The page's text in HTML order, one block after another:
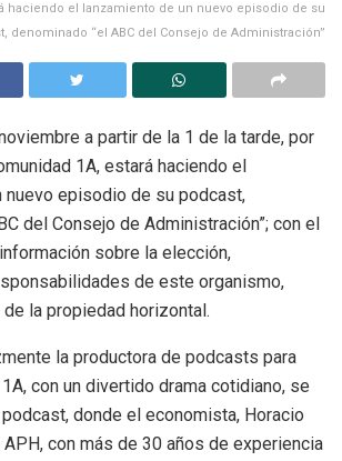
haciendo el lanzamiento de un nuevo episodio de su
denominado “el ABC del Consejo de Administración”
a partir de la 1 de la tarde, por
1A, estará haciendo el
nuevo episodio de su podcast,
del Consejo de Administración”; con el
sobre la elección,
de este organismo,
la propiedad horizontal.
la productora de podcasts para
con un divertido drama cotidiano, se
donde el economista, Horacio
con más de 30 años de experiencia